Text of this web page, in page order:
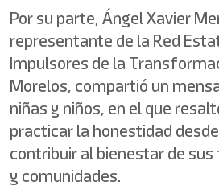
Por su parte, Ángel Xavier
representante de la Red
Impulsores de la
Morelos, compartió un
niñas y niños, en el que
practicar la honestidad
contribuir al bienestar de
y comunidades.